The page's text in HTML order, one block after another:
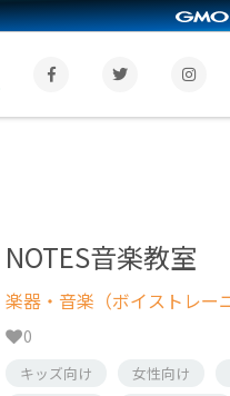
NOTES音楽教室
楽器・音楽（ボイストレー
0
キッズ向け 女性向け